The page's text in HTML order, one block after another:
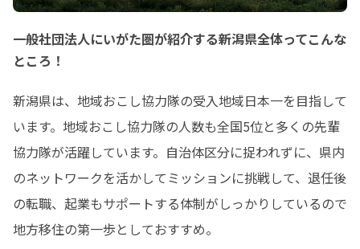
一般社団法人にいがた圏が紹介する新潟県全体ってこんな
ところ！
新潟県は、地域おこし協力隊の受入地域日本一を目指して
います。地域おこし協力隊の人数も全国5位と多くの先輩
協力隊が活躍しています。自治体区分に捉われずに、県内
のネットワークを活かしてミッションに挑戦して、退任後
の転職、起業もサポートする体制がしっかりしているので
地方移住の第一歩としておすすめ。